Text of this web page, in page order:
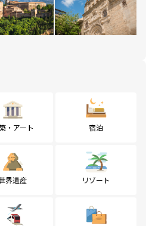
・アート 宿泊
界遺産 リゾート